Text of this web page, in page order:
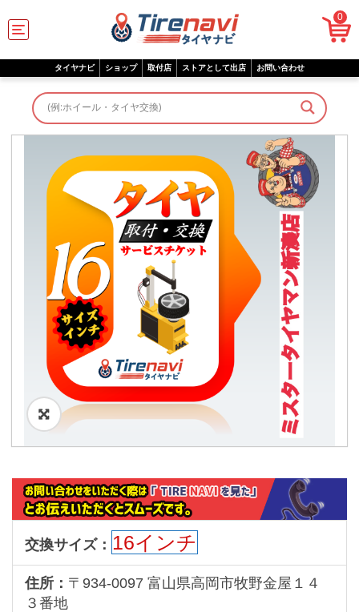
C
a
e
0
タイヤナビ ショップ 取付店 ストアとして出店 お問い合わせ
🔍
交換サイズ： 16インチ
住所： 〒934-0097 富山県高岡市牧野金屋１４
３番地